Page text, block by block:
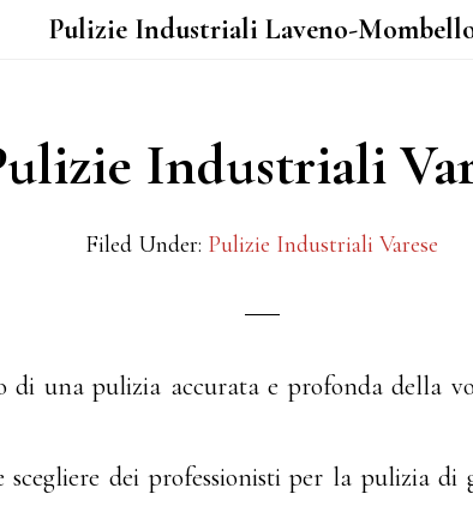
Pulizie Industriali Laveno-
Industriali
Filed Under: Pulizie Industriali Varese
di una pulizia accurata e profonda della
scegliere dei professionisti per la pulizia